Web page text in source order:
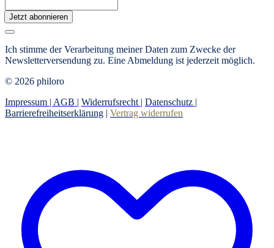
Jetzt abonnieren
Ich stimme der Verarbeitung meiner Daten zum Zwecke der
Newsletterversendung zu. Eine Abmeldung ist jederzeit möglich.
© 2026 philoro
Impressum | AGB | Widerrufsrecht | Datenschutz |
Barrierefreiheitserklärung | Vertrag widerrufen